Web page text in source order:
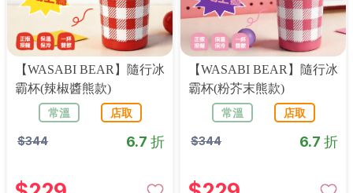
【WASABI BEAR】隨行冰
霸杯(辣椒醬熊款)
常溫
店取
$344 6.7 折
【WASABI BEAR】隨行冰
霸杯(粉芥末熊款)
常溫
店取
$344 6.7 折